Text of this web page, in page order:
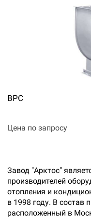
ВРС
Цена по запросу
Завод "Арктос"
производителей
отопления и
в 1998 году. В состав
расположенный в